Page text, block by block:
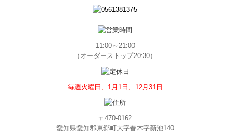
11:00～21:00
（オーダーストップ20:30）
毎週火曜日、1月1日、12月31日
〒470-0162
愛知県愛知郡東郷町大字春木字新池140